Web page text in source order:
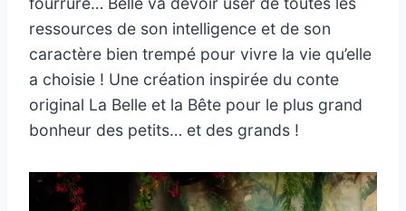
ressources de son intelligence et de son
caractère bien trempé pour vivre la vie qu’elle
a choisie ! Une création inspirée du conte
original La Belle et la Bête pour le plus grand
bonheur des petits… et des grands !